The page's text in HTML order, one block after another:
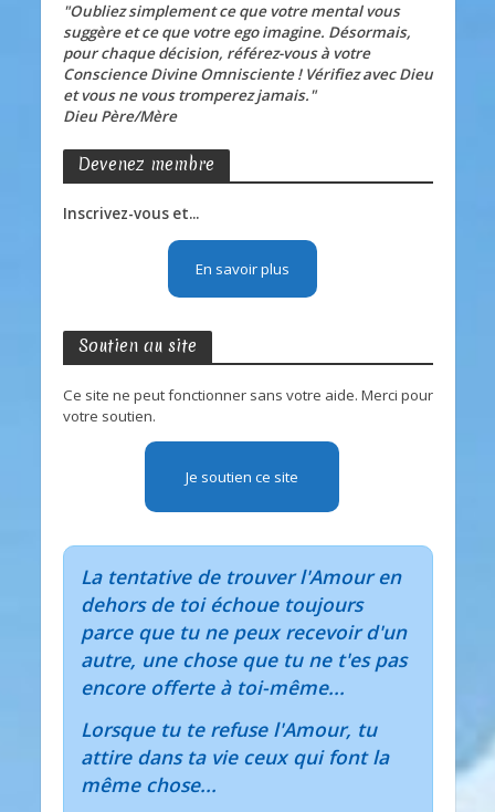
"Oubliez simplement ce que votre mental vous
suggère et ce que votre ego imagine. Désormais,
pour chaque décision, référez-vous à votre
Conscience Divine Omnisciente ! Vérifiez avec Dieu
et vous ne vous tromperez jamais."
Dieu Père/Mère
Devenez membre
Inscrivez-vous et...
En savoir plus
Soutien au site
Ce site ne peut fonctionner sans votre aide. Merci pour
votre soutien.
Je soutien ce site
La tentative de trouver l'Amour en
dehors de toi échoue toujours
parce que tu ne peux recevoir d'un
autre, une chose que tu ne t'es pas
encore offerte à toi-même...
Lorsque tu te refuse l'Amour, tu
attire dans ta vie ceux qui font la
même chose...